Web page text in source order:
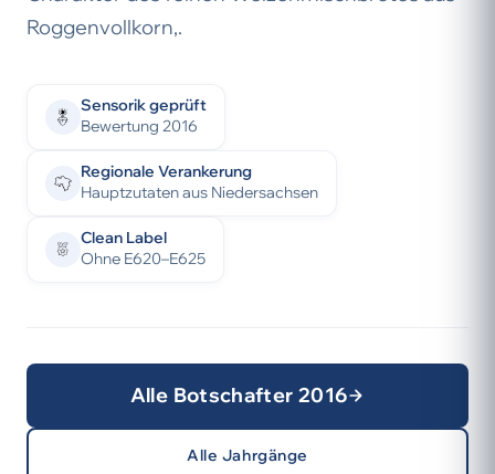
Roggenvollkorn,.
Sensorik geprüft
Bewertung 2016
Regionale Verankerung
Hauptzutaten aus Niedersachsen
Clean Label
Ohne E620–E625
Alle Botschafter 2016
Alle Jahrgänge